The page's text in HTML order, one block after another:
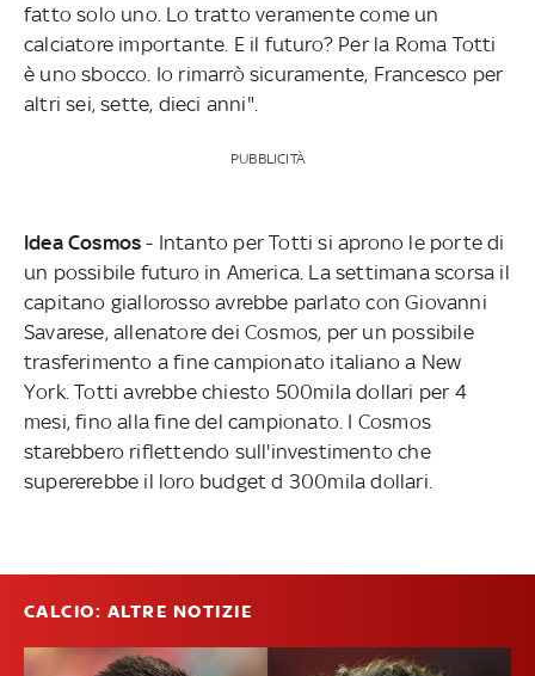
fatto solo uno. Lo tratto veramente come un
calciatore importante. E il futuro? Per la Roma Totti
è uno sbocco. Io rimarrò sicuramente, Francesco per
altri sei, sette, dieci anni".
PUBBLICITÀ
Idea Cosmos- Intanto per Totti si aprono le porte di
un possibile futuro in America. La settimana scorsa il
capitano giallorosso avrebbe parlato con Giovanni
Savarese, allenatore dei Cosmos, per un possibile
trasferimento a fine campionato italiano a New
York. Totti avrebbe chiesto 500mila dollari per 4
mesi, fino alla fine del campionato. I Cosmos
starebbero riflettendo sull'investimento che
supererebbe il loro budget d 300mila dollari.
CALCIO: ALTRE NOTIZIE